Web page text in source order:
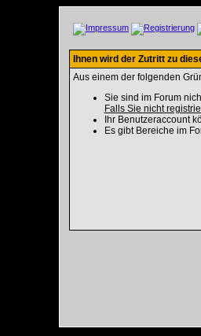
Ihnen wird der Zutritt zu
Aus einem der folgenden
Sie sind im Forum
Falls Sie nicht
Ihr Benutzeraccount
Es gibt Bereiche im